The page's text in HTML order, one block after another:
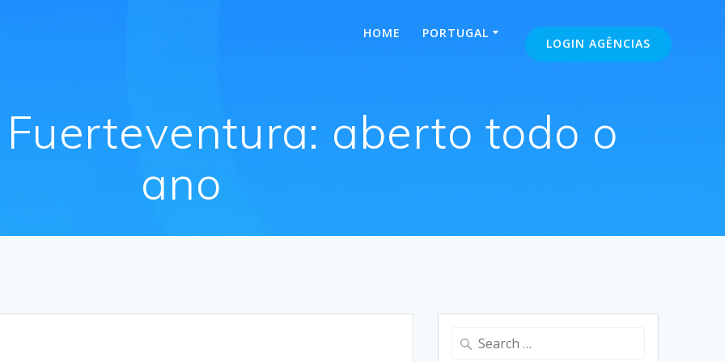
HOME PORTUGAL
LOGIN AGÊNCIAS
aberto todo o
ano
Search